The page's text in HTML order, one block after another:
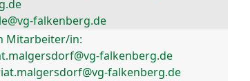
falkenberg.de
falkenberg.de